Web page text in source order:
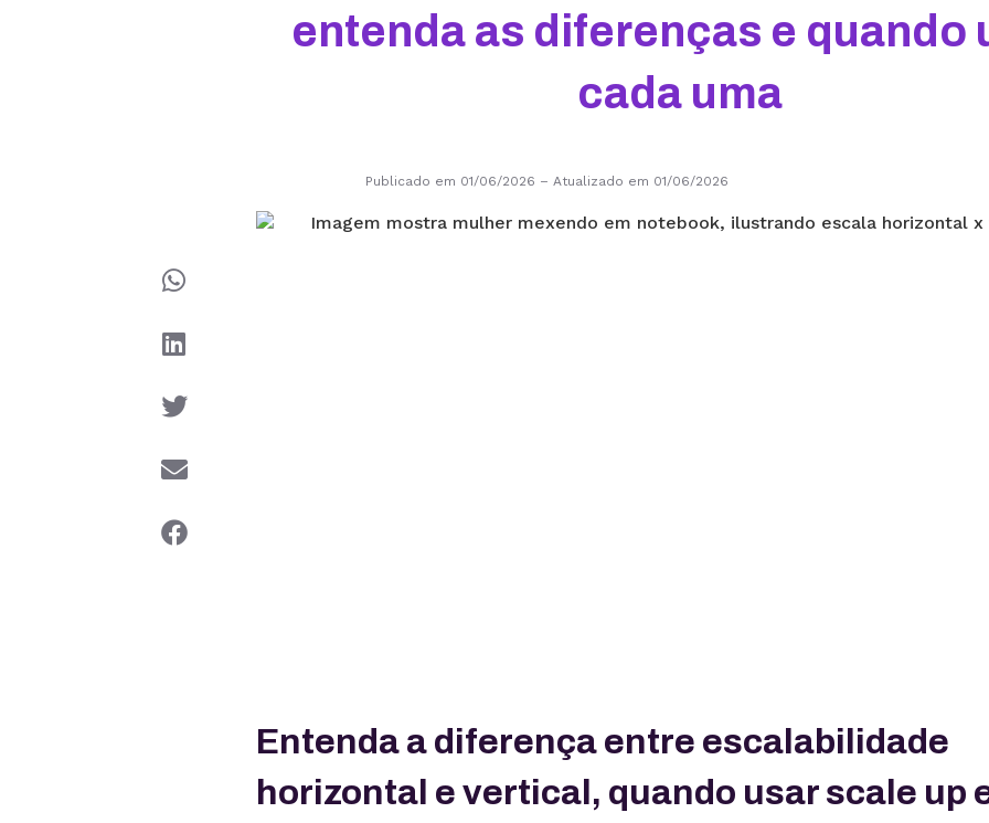
entenda as diferenças e quando
cada uma
Publicado em 01/06/2026 – Atualizado em 01/06/2026
Entenda a diferença entre escalabilidade
horizontal e vertical, quando usar scale up